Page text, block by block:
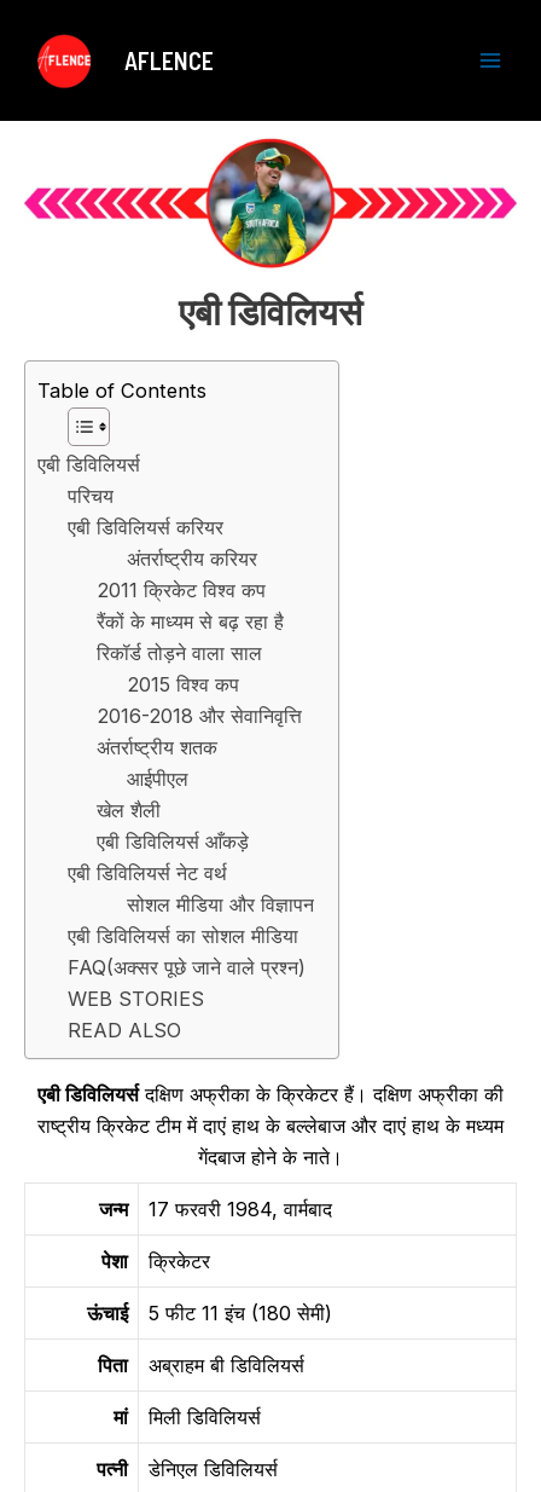
content
AFLENCE
i
एबी डिविलियर्स
Table of Contents
एबी डिविलियर्स
परिचय
एबी डिविलियर्स करियर
अंतर्राष्ट्रीय करियर
2011 क्रिकेट विश्व कप
रैंकों के माध्यम से बढ़ रहा है
रिकॉर्ड तोड़ने वाला साल
2015 विश्व कप
2016-2018 और सेवानिवृत्ति
अंतर्राष्ट्रीय शतक
आईपीएल
खेल शैली
एबी डिविलियर्स आँकड़े
एबी डिविलियर्स नेट वर्थ
सोशल मीडिया और विज्ञापन
एबी डिविलियर्स का सोशल मीडिया
FAQ(अक्सर पूछे जाने वाले प्रश्न)
WEB STORIES
READ ALSO
एबी डिविलियर्सदक्षिण अफ्रीका के क्रिकेटर हैं। दक्षिण अफ्रीका की
राष्ट्रीय क्रिकेट टीम में दाएं हाथ के बल्लेबाज और दाएं हाथ के मध्यम
गेंदबाज होने के नाते।
जन्म 17 फरवरी 1984, वार्मबाद
पेशा क्रिकेटर
ऊंचाई 5 फीट 11 इंच (180 सेमी)
पिता अब्राहम बी डिविलियर्स
मां मिली डिविलियर्स
पत्नी डेनिएल डिविलियर्स